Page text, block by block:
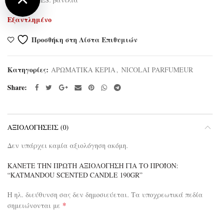
Εξαντλημένο
Προσθήκη στη Λίστα Επιθυμιών
Κατηγορίες: ΑΡΩΜΑΤΙΚΑ ΚΕΡΙΑ, NICOLAI PARFUMEUR
Share
ΑΞΙΟΛΟΓΉΣΕΙΣ (0)
Δεν υπάρχει καμία αξιολόγηση ακόμη.
ΚΆΝΕΤΕ ΤΗΝ ΠΡΏΤΗ ΑΞΙΟΛΌΓΗΣΗ ΓΙΑ ΤΟ ΠΡΟΪΌΝ:
“KATMANDOU SCENTED CANDLE 190GR”
Η ηλ. διεύθυνση σας δεν δημοσιεύεται. Τα υποχρεωτικά πεδία
σημειώνονται με *